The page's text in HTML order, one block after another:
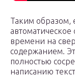
Таким образом,
времени на
содержанием.
полностью
написанию